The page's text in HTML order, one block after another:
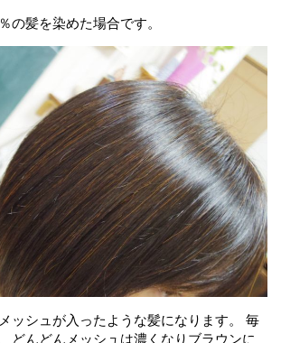
の髪を染めた場合です。
ッシュが入ったような髪になります。 毎
どんどんメッシュは濃くなりブラウンに